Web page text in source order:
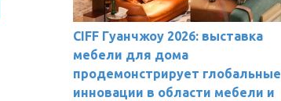
CIFF Гуанчжоу 2026: выставка
мебели для дома
продемонстрирует глобальные
инновации в области мебели и